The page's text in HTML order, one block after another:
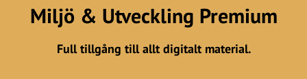
Miljö & Utveckling Premium
Full tillgång till allt digitalt material.